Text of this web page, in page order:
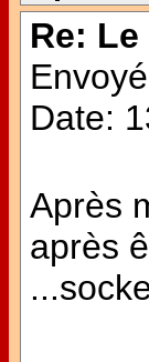
Re:
Date:
Après
après